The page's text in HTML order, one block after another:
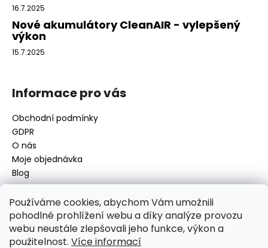
Používáme cookies, abychom Vám umožnili
pohodlné prohlížení webu a díky analýze provozu
webu neustále zlepšovali jeho funkce, výkon a
použitelnost. Více informací
16.7.2025
Nové akumulátory CleanAIR - vylepšený
výkon
15.7.2025
Informace pro vás
Obchodní podmínky
GDPR
O nás
Moje objednávka
Blog
Kontakt
disamsafety@disamsafety.cz